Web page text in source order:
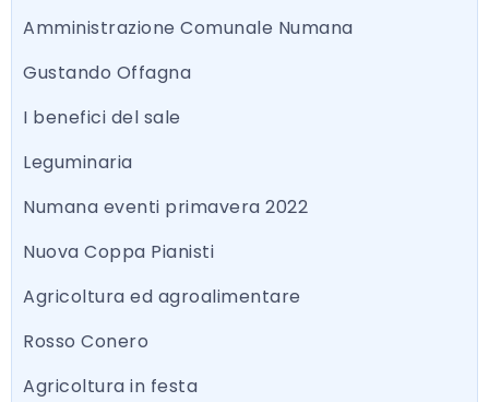
Amministrazione Comunale Numana
Gustando Offagna
I benefici del sale
Leguminaria
Numana eventi primavera 2022
Nuova Coppa Pianisti
Agricoltura ed agroalimentare
Rosso Conero
Agricoltura in festa